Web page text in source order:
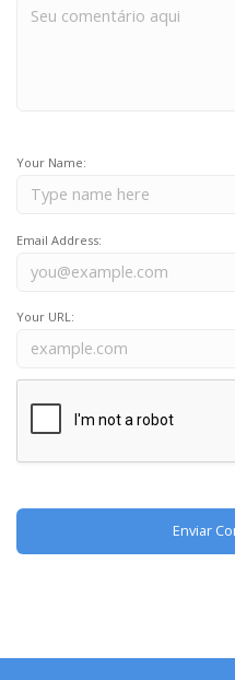
Your Name:
Email Address:
Your URL: